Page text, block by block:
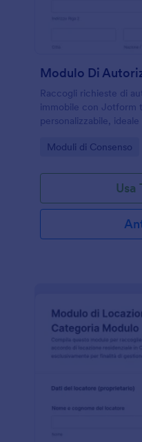
Raccogli richieste di
immobile con Jotform
personalizzabile,
condizioni di vendita.
Go to Category:
Moduli di Consenso
Usa